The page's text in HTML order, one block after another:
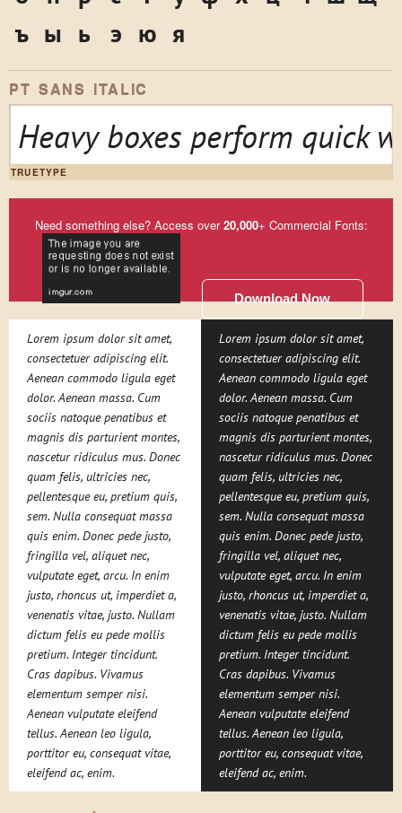
ъ ы ь э ю я
PT SANS ITALIC
Heavy boxes perform quick
TRUETYPE
Need something else? Access over20,000+ Commercial Fonts:
Download Now
Lorem ipsum dolor sit amet,
consectetuer adipiscing elit.
Aenean commodo ligula eget
dolor. Aenean massa. Cum
sociis natoque penatibus et
magnis dis parturient montes,
nascetur ridiculus mus. Donec
quam felis, ultricies nec,
pellentesque eu, pretium quis,
sem. Nulla consequat massa
quis enim. Donec pede justo,
fringilla vel, aliquet nec,
vulputate eget, arcu. In enim
justo, rhoncus ut, imperdiet a,
venenatis vitae, justo. Nullam
dictum felis eu pede mollis
pretium. Integer tincidunt.
Cras dapibus. Vivamus
elementum semper nisi.
Aenean vulputate eleifend
tellus. Aenean leo ligula,
porttitor eu, consequat vitae,
eleifend ac, enim.
Lorem ipsum dolor sit amet,
consectetuer adipiscing elit.
Aenean commodo ligula eget
dolor. Aenean massa. Cum
sociis natoque penatibus et
magnis dis parturient montes,
nascetur ridiculus mus. Donec
quam felis, ultricies nec,
pellentesque eu, pretium quis,
sem. Nulla consequat massa
quis enim. Donec pede justo,
fringilla vel, aliquet nec,
vulputate eget, arcu. In enim
justo, rhoncus ut, imperdiet a,
venenatis vitae, justo. Nullam
dictum felis eu pede mollis
pretium. Integer tincidunt.
Cras dapibus. Vivamus
elementum semper nisi.
Aenean vulputate eleifend
tellus. Aenean leo ligula,
porttitor eu, consequat vitae,
eleifend ac, enim.